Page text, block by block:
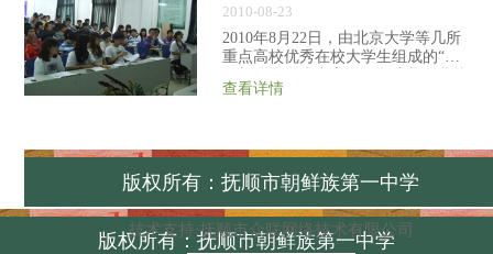
2010-08-23
2010年8月22日，由北京大学等几所
重点高校优秀在校大学生组成的“中
进行了学习讲座。主题有学习经验
名学生参加...
查看详情
版权所有：抚顺市朝鲜族第一中学
技术支持:抚顺市众联网络技术有限公司
版权所有：抚顺市朝鲜族第一中学